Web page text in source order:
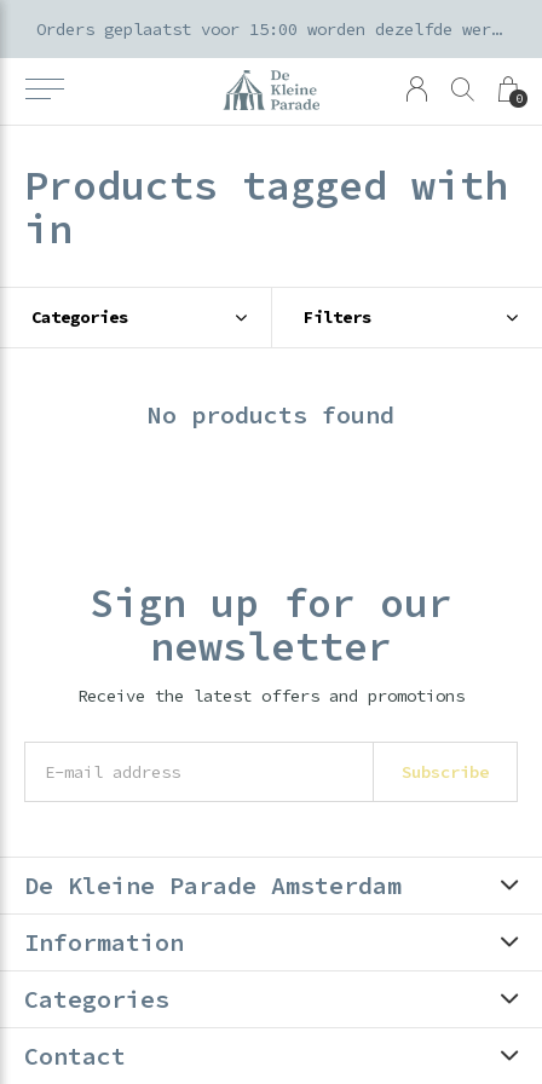
0
Orders geplaatst voor 15:00 worden dezelfde werkdag verzonden
Products tagged with
in
Categories Filters
No products found
Sign up for our
newsletter
Receive the latest offers and promotions
Subscribe
De Kleine Parade Amsterdam
Information
Categories
Contact